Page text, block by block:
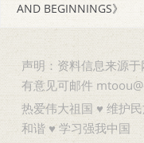
AND BEGINNINGS》
声明：资料信息来源
有意见可邮件
热爱伟大祖国 ♥ 维护
和谐 ♥ 学习强我中国